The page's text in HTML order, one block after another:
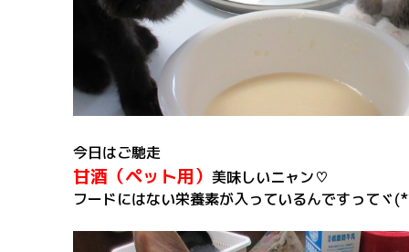
今日はご馳走
甘酒（ペット用） 美味しいニャン♡
フードにはない栄養素が入っているんですってヾ